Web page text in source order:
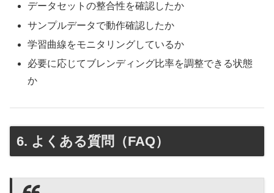
データセットの整合性を確認したか
サンプルデータで動作確認したか
学習曲線をモニタリングしているか
必要に応じてブレンディング比率を調整できる状態
か
6. よくある質問（FAQ）